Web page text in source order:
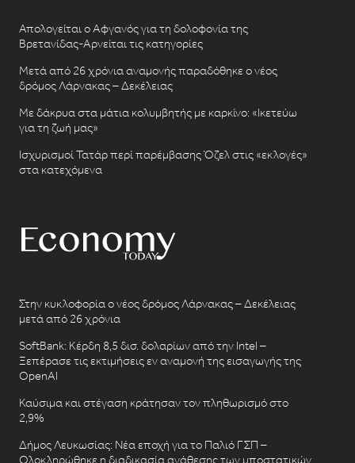
Απολογείται ο Αφγανός για τη δολοφονία της
Βρετανίδας-Αρνείται τις κατηγορίες
Μετά από 26 χρόνια αναμονής παραδόθηκε ο νέος
δρόμος Λάρνακας – Δεκέλειας
Με δάκρυα στα μάτια κολυμβητής με καρκίνο: «Ικετεύω
για τη ζωή μας»
Ισχυρισμοί Τατάρ περί παρέμβασης Όζελ στις «εκλογές»
στα κατεχόμενα
Στην κυκλοφορία ο νέος δρόμος Λάρνακας – Δεκέλειας
μετά από 26 χρόνια
SoftBank: Κέρδη 8,5 δισ. δολαρίων από την Intel –
Ξεπέρασε τις εκτιμήσεις εν αναμονή της εισαγωγής της
OpenAI
Καύσιμα και στέγαση κράτησαν τον πληθωρισμό στο
2,9%
Δήμος Λευκωσίας: Νέα εποχή για το Παλιό ΓΣΠ –